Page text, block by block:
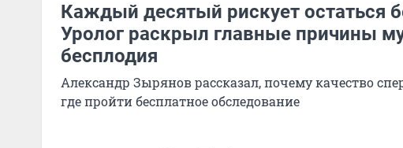
Каждый десятый рискует остаться
Уролог раскрыл главные причины
бесплодия
Александр Зырянов рассказал, почему качество
где пройти бесплатное обследование